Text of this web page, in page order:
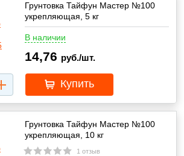
Грунтовка Тайфун Мастер №100
укрепляющая, 5 кг
В наличии
14,76 руб./шт.
Купить
Грунтовка Тайфун Мастер №100
укрепляющая, 10 кг
1 отзыв